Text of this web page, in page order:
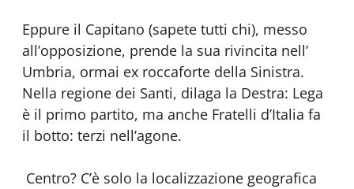
Eppure il Capitano (sapete tutti chi), messo
all’opposizione, prende la sua rivincita nell’
Umbria, ormai ex roccaforte della Sinistra.
Nella regione dei Santi, dilaga la Destra: Lega
è il primo partito, ma anche Fratelli d’Italia fa
il botto: terzi nell’agone.
Centro? C’è solo la localizzazione geografica